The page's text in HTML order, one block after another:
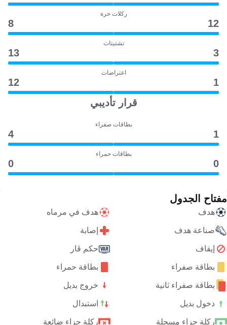
ركلات حرة
12
8
تشتيتات
3
13
اعتراضات
1
12
قرار تأديبي
بطاقات صفراء
1
4
بطاقات حمراء
0
0
مفتاح الجدول
هدف هدف في مرماه
صناعة هدف إصابة
إيقاف حكم ڤار
بطاقة صفراء بطاقة حمراء
بطاقة صفراء ثانية خروج بديل
دخول بديل استبدال
ركلة جزاء مسجلة ركلة جزاء ضائعة